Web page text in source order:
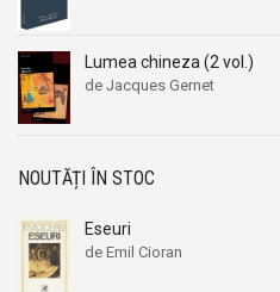
Lumea chineza (2 vol.)
de Jacques Gernet
NOUTĂȚI ÎN STOC
Eseuri
de Emil Cioran